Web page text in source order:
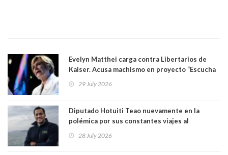
Evelyn Matthei carga contra Libertarios de
Kaiser. Acusa machismo en proyecto “Escucha
"¿Cómo puede haber alguien tan enfermo del
29 July 2026
Diputado Hotuiti Teao nuevamente en la
polémica por sus constantes viajes al
vacaciones para irse a Londres y Paris por 18
28 July 2026